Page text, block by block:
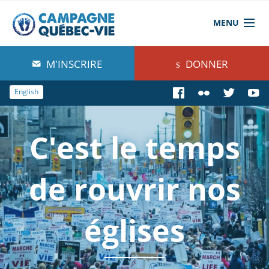
MENU
À propos de nous
Blog
Comprendre
Agir
Boutique
M'INSCRIRE DONNER
English
C'est le temps
de rouvrir nos
églises